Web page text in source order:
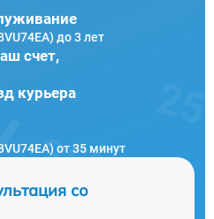
до 3 лет
счет,
курьера
от 35 минут
со